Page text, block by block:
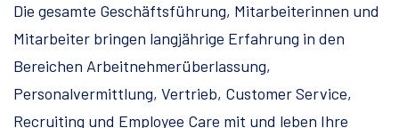
Die gesamte Geschäftsführung, Mitarbeiterinnen und
Mitarbeiter bringen langjährige Erfahrung in den
Bereichen Arbeitnehmerüberlassung,
Personalvermittlung, Vertrieb, Customer Service,
Recruiting und Employee Care mit und leben Ihre